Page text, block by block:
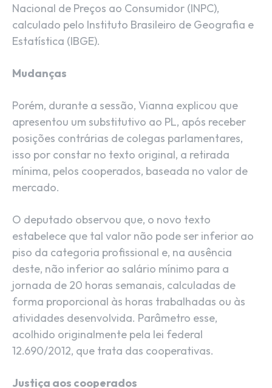
Nacional de Preços ao Consumidor (INPC),
calculado pelo Instituto Brasileiro de Geografia e
Estatística (IBGE).
Mudanças
Porém, durante a sessão, Vianna explicou que
apresentou um substitutivo ao PL, após receber
posições contrárias de colegas parlamentares,
isso por constar no texto original, a retirada
mínima, pelos cooperados, baseada no valor de
mercado.
O deputado observou que, o novo texto
estabelece que tal valor não pode ser inferior ao
piso da categoria profissional e, na ausência
deste, não inferior ao salário mínimo para a
jornada de 20 horas semanais, calculadas de
forma proporcional às horas trabalhadas ou às
atividades desenvolvida. Parâmetro esse,
acolhido originalmente pela lei federal
12.690/2012, que trata das cooperativas.
Justiça aos cooperados